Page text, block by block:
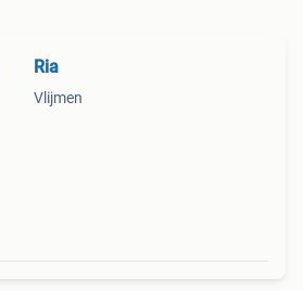
Ria
Vlijmen